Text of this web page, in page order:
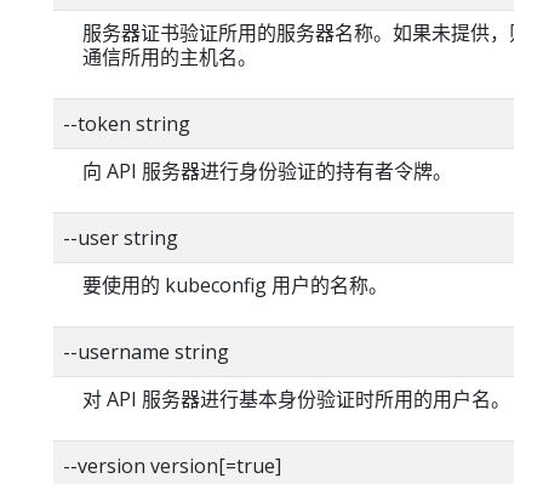
服务器证书验证所用的服务器名称。如果未提供，则
通信所用的主机名。
--token string
向 API 服务器进行身份验证的持有者令牌。
--user string
要使用的 kubeconfig 用户的名称。
--username string
对 API 服务器进行基本身份验证时所用的用户名。
--version version[=true]